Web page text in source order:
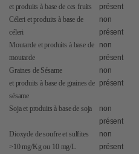
et produits à base de ces fruits
présent
Céleri et produits à base de
céleri
non
présent
Moutarde et produits à base de
moutarde
non
présent
Graines de Sésame
et produits à base de graines de
sésame
non
présent
Soja et produits à base de soja
non
présent
Dioxyde de soufre et sulfites
>10 mg/Kg ou 10 mg/L
non
présent